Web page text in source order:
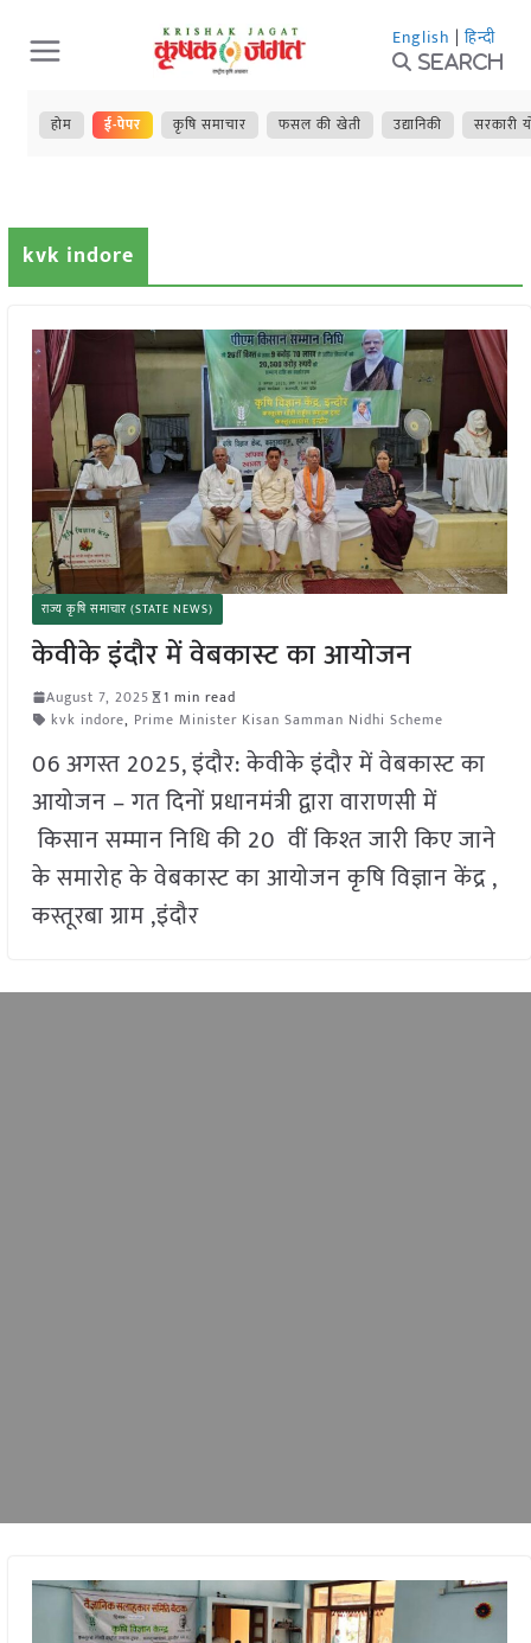
Skip
to
content
English | हिन्दी
Search
होम ई-पेपर कृषि समाचार फसल की खेती उद्यानिकी सरकारी
kvk indore
राज्य कृषि समाचार (STATE NEWS)
केवीके इंदौर में वेबकास्ट का आयोजन
August 7, 2025
1 min read
kvk indore, Prime Minister Kisan Samman Nidhi Scheme
06 अगस्त 2025, इंदौर: केवीके इंदौर में वेबकास्ट का
आयोजन – गत दिनों प्रधानमंत्री द्वारा वाराणसी में
किसान सम्मान निधि की 20 वीं किश्त जारी किए जाने
के समारोह के वेबकास्ट का आयोजन कृषि विज्ञान केंद्र ,
कस्तूरबा ग्राम ,इंदौर